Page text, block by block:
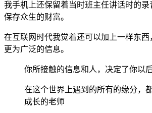
我手机上还保留着当时班主任讲话时的
保存众生的财富。
在互联网时代我觉着还可以加上一样东
更为广泛的信息。
你所接触的信息和人，决定了你以
在这个世界上遇到的所有的缘分，
成长的老师